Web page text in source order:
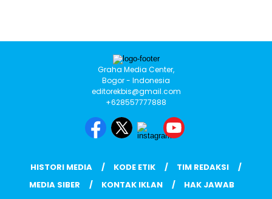
Graha Media Center,
Bogor - Indonesia
editorekbis@gmail.com
+628557777888
HISTORI MEDIA KODE ETIK
TIM REDAKSI
MEDIA SIBER
KONTAK IKLAN HAK JAWAB